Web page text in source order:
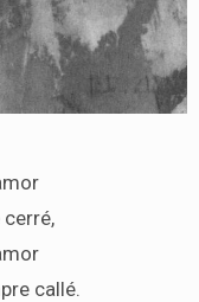
callé.